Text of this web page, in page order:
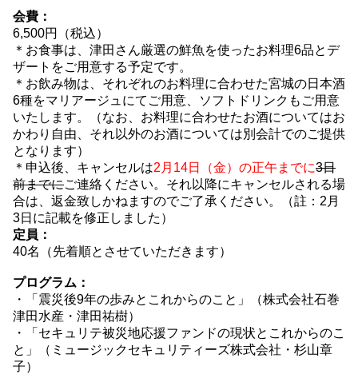
会費：
6,500円（税込）
＊お食事は、津田さん厳選の鮮魚を使ったお料理6品とデ
ザートをご用意する予定です。
＊お飲み物は、それぞれのお料理に合わせた宮城の日本酒
6種をマリアージュにてご用意、ソフトドリンクもご用意
いたします。（なお、お料理に合わせたお酒についてはお
かわり自由、それ以外のお酒については別会計でのご提供
となります）
＊申込後、キャンセルは2月14日（金）の正午までに3日
前までにご連絡ください。それ以降にキャンセルされる場
合は、返金致しかねますのでご了承ください。（註：2月
3日に記載を修正しました）
定員：
40名（先着順とさせていただきます）
プログラム：
・「震災後9年の歩みとこれからのこと」（株式会社石巻
津田水産・津田祐樹）
・「セキュリテ被災地応援ファンドの現状とこれからのこ
と」（ミュージックセキュリティーズ株式会社・杉山章
子）